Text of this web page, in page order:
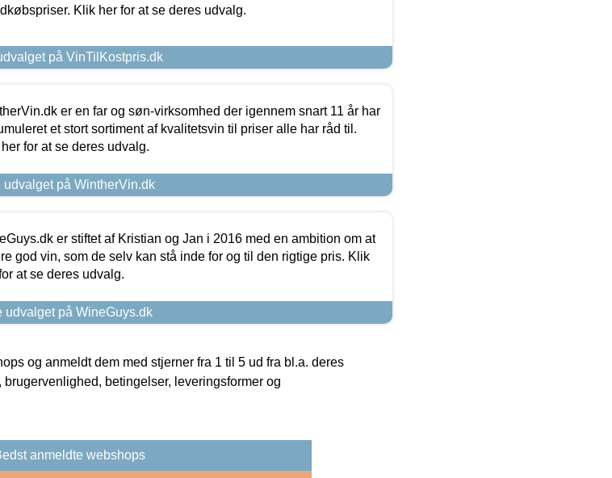
Klik her for at se deres udvalg.
på VinTilKostpris.dk
er en far og søn-virksomhed der igennem snart 11 år har
et stort sortiment af kvalitetsvin til priser alle har råd til.
for at se deres udvalg.
udvalget på WintherVin.dk
er stiftet af Kristian og Jan i 2016 med en ambition om at
god vin, som de selv kan stå inde for og til den rigtige pris. Klik
at se deres udvalg.
udvalget på WineGuys.dk
og anmeldt dem med stjerner fra 1 til 5 ud fra bl.a. deres
betingelser, leveringsformer og
anmeldte webshops